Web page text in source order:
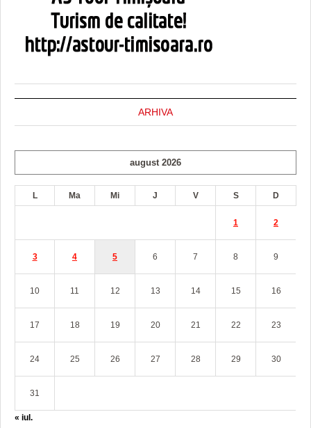
ARHIVA
august 2026
L Ma Mi J V S D
1 2
3 4 5 6 7 8 9
10 11 12 13 14 15 16
17 18 19 20 21 22 23
24 25 26 27 28 29 30
31
« iul.